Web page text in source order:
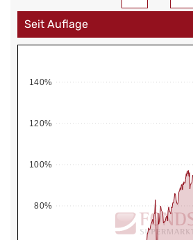
80%
100%
120%
140%